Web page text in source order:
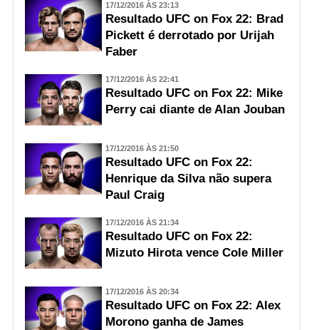
17/12/2016 ÀS 23:13
Resultado UFC on Fox 22: Brad
Pickett é derrotado por Urijah
Faber
17/12/2016 ÀS 22:41
Resultado UFC on Fox 22: Mike
Perry cai diante de Alan Jouban
17/12/2016 ÀS 21:50
Resultado UFC on Fox 22:
Henrique da Silva não supera
Paul Craig
17/12/2016 ÀS 21:34
Resultado UFC on Fox 22:
Mizuto Hirota vence Cole Miller
17/12/2016 ÀS 20:34
Resultado UFC on Fox 22: Alex
Morono ganha de James